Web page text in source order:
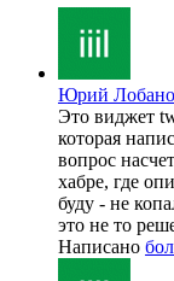
Юрий
Это виджет
которая
вопрос
хабре, где
буду - не
это не то
Написано